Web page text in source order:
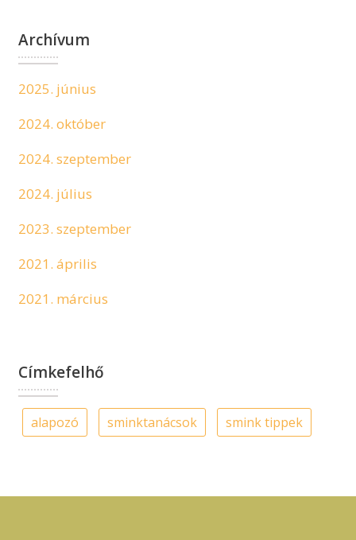
Archívum
2025. június
2024. október
2024. szeptember
2024. július
2023. szeptember
2021. április
2021. március
Címkefelhő
alapozó sminktanácsok smink tippek